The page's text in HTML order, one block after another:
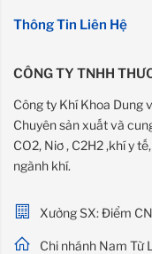
Thông Tin Liên Hệ
CÔNG TY TNHH
Công ty Khí Khoa Dung
Chuyên sản xuất và
CO2, Niơ , C2H2 ,khí y
ngành khí.
Xưởng SX: Điểm
Chi nhánh Nam Từ